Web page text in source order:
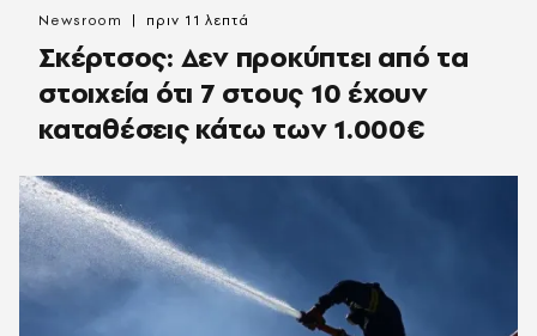
Σκέρτσος: Δεν προκύπτει από τα
στοιχεία ότι 7 στους 10 έχουν
καταθέσεις κάτω των 1.000€
Newsroom πριν 11 λεπτά